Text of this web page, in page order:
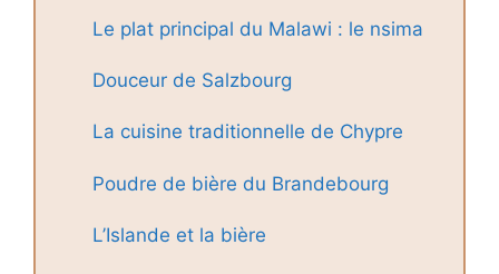
Le plat principal du Malawi : le nsima
Douceur de Salzbourg
La cuisine traditionnelle de Chypre
Poudre de bière du Brandebourg
L’Islande et la bière